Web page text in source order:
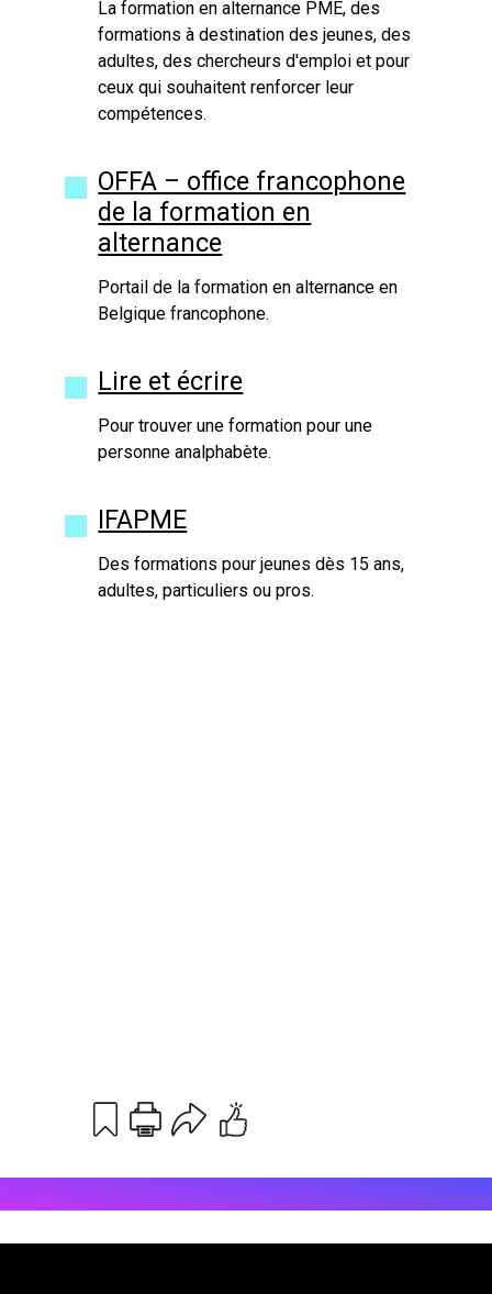
La formation en alternance PME, des
formations à destination des jeunes, des
adultes, des chercheurs d'emploi et pour
ceux qui souhaitent renforcer leur
compétences.
OFFA – office francophone
de la formation en
alternance
Portail de la formation en alternance en
Belgique francophone.
Lire et écrire
Pour trouver une formation pour une
personne analphabète.
IFAPME
Des formations pour jeunes dès 15 ans,
adultes, particuliers ou pros.
PrintEmail